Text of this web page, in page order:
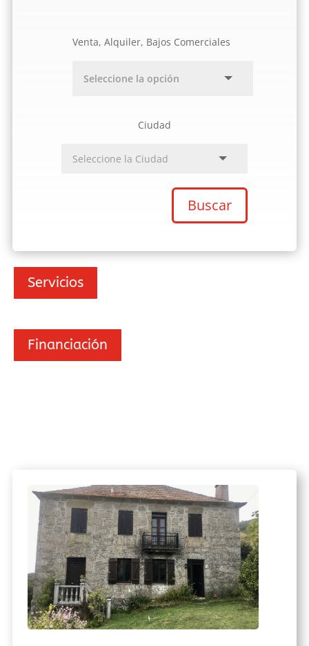
Venta, Alquiler, Bajos Comerciales
Ciudad
Buscar
Servicios
Financiación